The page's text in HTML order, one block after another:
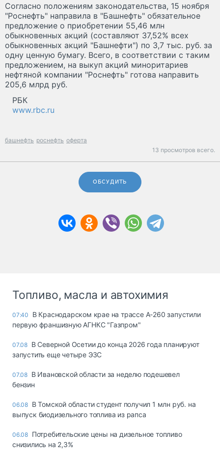
Согласно положениям законодательства, 15 ноября
"Роснефть" направила в "Башнефть" обязательное
предложение о приобретении 55,46 млн
обыкновенных акций (составляют 37,52% всех
обыкновенных акций "Башнефти") по 3,7 тыс. руб. за
одну ценную бумагу. Всего, в соответствии с таким
предложением, на выкуп акций миноритариев
нефтяной компании "Роснефть" готова направить
205,6 млрд руб.
РБК
www.rbc.ru
башнефть роснефть оферта
13 просмотров всего.
ОБСУДИТЬ
Топливо, масла и автохимия
07:40
В Краснодарском крае на трассе А-260 запустили
первую франшизную АГНКС "Газпром"
07.08 В Северной Осетии до конца 2026 года планируют
запустить еще четыре ЭЗС
07.08 В Ивановской области за неделю подешевел
бензин
06.08 В Томской области студент получил 1 млн руб. на
выпуск биодизельного топлива из рапса
06.08 Потребительские цены на дизельное топливо
снизились на 2,3%